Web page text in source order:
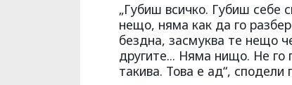
„Губиш всичко. Губиш себе
нещо, няма как да го
бездна, засмуква те нещо
другите... Няма нищо. Не го
такива. Това е ад“,